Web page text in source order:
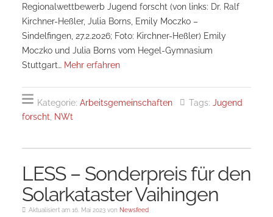
Regionalwettbewerb Jugend forscht (von links: Dr. Ralf
Kirchner-Heßler, Julia Borns, Emily Moczko –
Sindelfingen, 27.2.2026; Foto: Kirchner-Heßler) Emily
Moczko und Julia Borns vom Hegel-Gymnasium
Stuttgart… Mehr erfahren
Kategorie: Arbeitsgemeinschaften Tags: Jugend
forscht NWt
LESS – Sonderpreis für den
Solarkataster Vaihingen
Aktualisiert am 16. Mai 2023 von Newsfeed